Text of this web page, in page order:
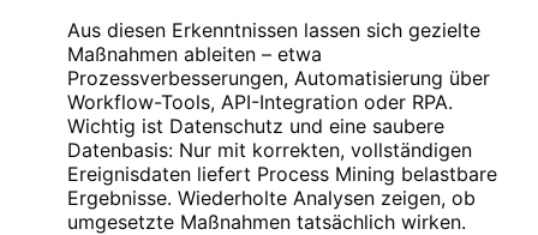
Aus diesen Erkenntnissen lassen sich gezielte
Maßnahmen ableiten – etwa
Prozessverbesserungen, Automatisierung über
Workflow-Tools, API-Integration oder RPA.
Wichtig ist Datenschutz und eine saubere
Datenbasis: Nur mit korrekten, vollständigen
Ereignisdaten liefert Process Mining belastbare
Ergebnisse. Wiederholte Analysen zeigen, ob
umgesetzte Maßnahmen tatsächlich wirken.